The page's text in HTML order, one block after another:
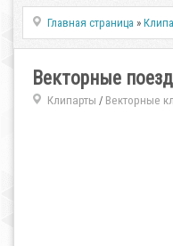
Главная страница »
Векторные
Клипарты / Векторные